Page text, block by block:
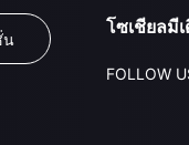
น
โซเชียลมี
FOLLOW